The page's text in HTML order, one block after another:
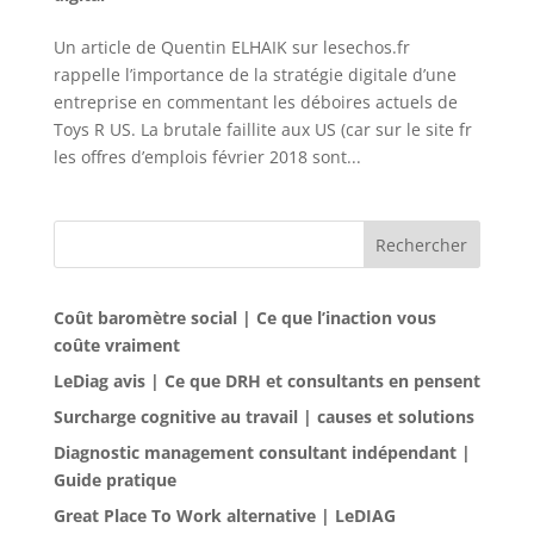
Un article de Quentin ELHAIK sur lesechos.fr
rappelle l’importance de la stratégie digitale d’une
entreprise en commentant les déboires actuels de
Toys R US. La brutale faillite aux US (car sur le site fr
les offres d’emplois février 2018 sont...
Rechercher
Coût baromètre social | Ce que l’inaction vous
coûte vraiment
LeDiag avis | Ce que DRH et consultants en pensent
Surcharge cognitive au travail | causes et solutions
Diagnostic management consultant indépendant |
Guide pratique
Great Place To Work alternative | LeDIAG